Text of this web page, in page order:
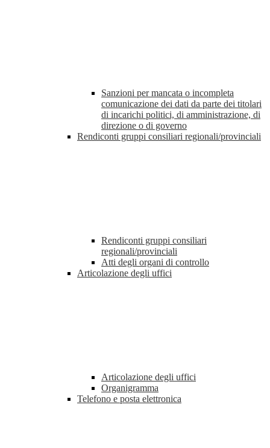
Sanzioni per mancata o incompleta
comunicazione dei dati da parte dei titolari
di incarichi politici, di amministrazione, di
direzione o di governo
Rendiconti gruppi consiliari regionali/provinciali
Rendiconti gruppi consiliari
regionali/provinciali
Atti degli organi di controllo
Articolazione degli uffici
Articolazione degli uffici
Organigramma
Telefono e posta elettronica